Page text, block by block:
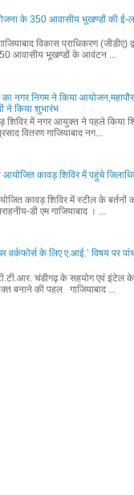
के 350 आवासीय भूखण्डों की ई-
विकास प्राधिकरण (जीडीए)
आवासीय भूखण्डों के आवंटन ...
का नगर निगम ने किया
ने किया शुभारंभ
शिविर में नगर आयुक्त ने पहले किया
वितरण गाजियाबाद नग...
आयोजित कावड़ शिविर में पहुंचे
कावड़ शिविर में स्टील के
डी एम गाजियाबाद । ...
के लिए ए.आई.’ विषय पर
चंडीगढ़ के सहयोग एवं इंटेल
की पहल गाजियाबाद ...